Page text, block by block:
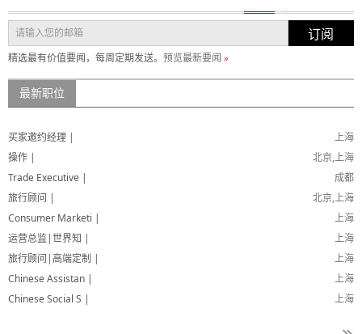
订阅
精选最有价值要闻，每周定期发送。 预览最新要闻 »
最新职位
上海
买家邀约经理 |
北京,上海
操作 |
成都
Trade Executive |
北京,上海
旅行顾问 |
上海
Consumer Marketi |
上海
运营总监|世界知 |
上海
旅行顾问|高端定制 |
上海
Chinese Assistan |
上海
Chinese Social S |